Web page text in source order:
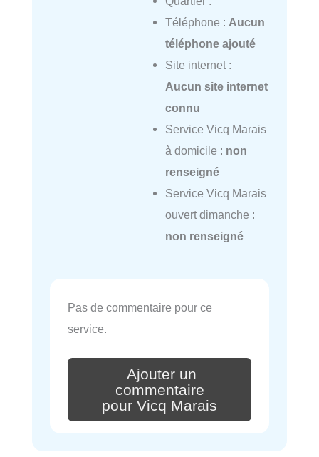
Téléphone : Aucun
téléphone ajouté
Site internet :
Aucun site internet
connu
Service Vicq Marais
à domicile : non
renseigné
Service Vicq Marais
ouvert dimanche :
non renseigné
Pas de commentaire pour ce
service.
Ajouter un
commentaire
pour Vicq Marais